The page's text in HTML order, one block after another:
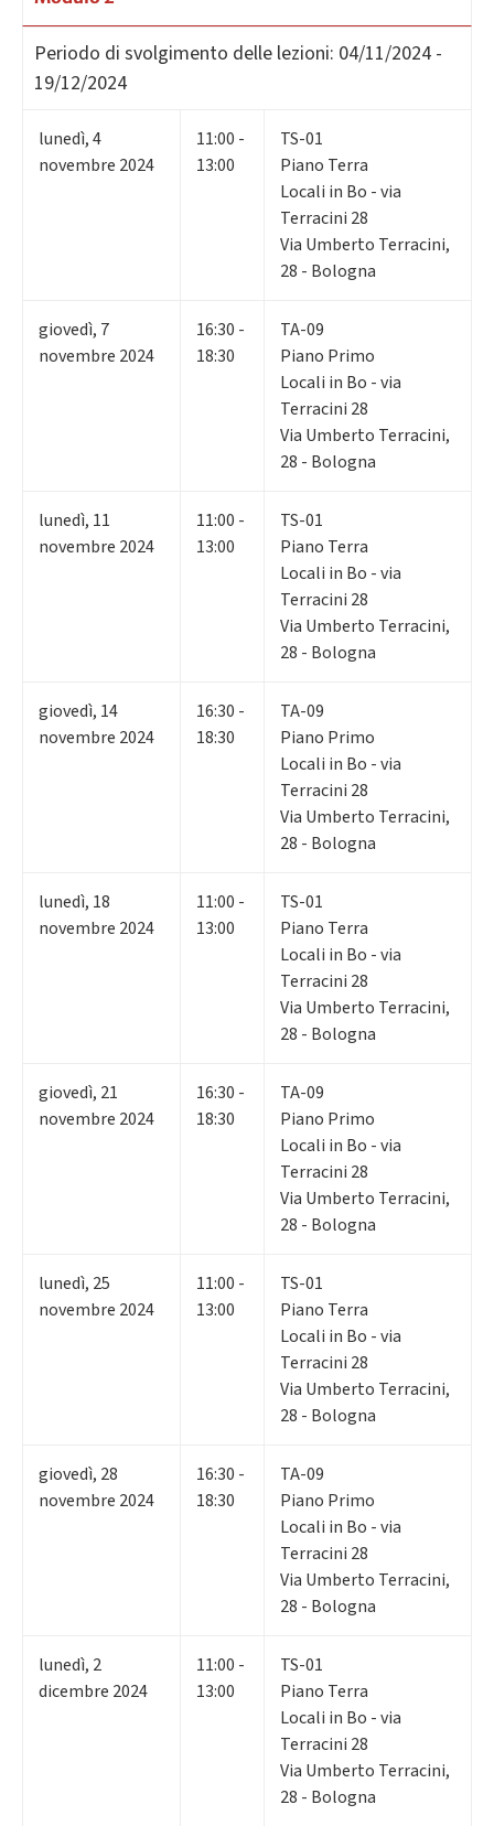
Periodo di svolgimento delle lezioni: 04/11/2024 -
19/12/2024
lunedì,4
novembre 2024
11:00 -
13:00
TS-01
Piano Terra
Locali in Bo - via
Terracini 28
Via Umberto Terracini,
28 - Bologna
giovedì, 7
novembre 2024
16:30 -
18:30
TA-09
Piano Primo
Locali in Bo - via
Terracini 28
Via Umberto Terracini,
28 - Bologna
lunedì, 11
novembre 2024
11:00 -
13:00
TS-01
Piano Terra
Locali in Bo - via
Terracini 28
Via Umberto Terracini,
28 - Bologna
giovedì, 14
novembre 2024
16:30 -
18:30
TA-09
Piano Primo
Locali in Bo - via
Terracini 28
Via Umberto Terracini,
28 - Bologna
lunedì, 18
novembre 2024
11:00 -
13:00
TS-01
Piano Terra
Locali in Bo - via
Terracini 28
Via Umberto Terracini,
28 - Bologna
giovedì, 21
novembre 2024
16:30 -
18:30
TA-09
Piano Primo
Locali in Bo - via
Terracini 28
Via Umberto Terracini,
28 - Bologna
lunedì, 25
novembre 2024
11:00 -
13:00
TS-01
Piano Terra
Locali in Bo - via
Terracini 28
Via Umberto Terracini,
28 - Bologna
giovedì, 28
novembre 2024
16:30 -
18:30
TA-09
Piano Primo
Locali in Bo - via
Terracini 28
Via Umberto Terracini,
28 - Bologna
lunedì, 2
dicembre 2024
11:00 -
13:00
TS-01
Piano Terra
Locali in Bo - via
Terracini 28
Via Umberto Terracini,
28 - Bologna